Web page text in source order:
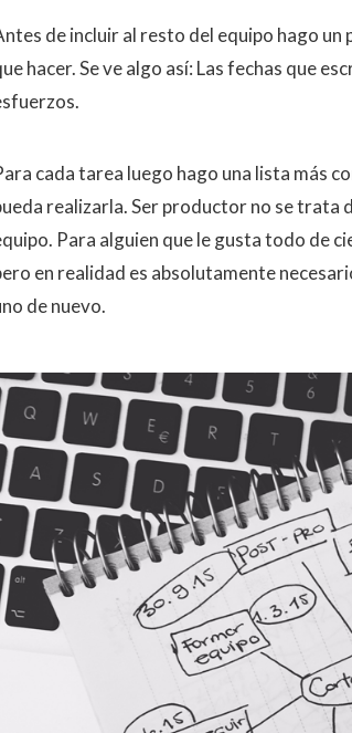
de incluir al resto del equipo hago un
hacer. Se ve algo así: Las fechas que
cada tarea luego hago una lista más
realizarla. Ser productor no se trata
Para alguien que le gusta todo de
en realidad es absolutamente
de nuevo.